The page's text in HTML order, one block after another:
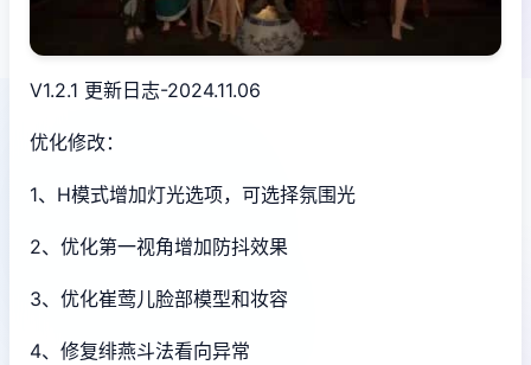
V1.2.1 更新日志-2024.11.06
优化修改：
1、H模式增加灯光选项，可选择氛围光
2、优化第一视角增加防抖效果
3、优化崔莺儿脸部模型和妆容
4、修复绯燕斗法看向异常